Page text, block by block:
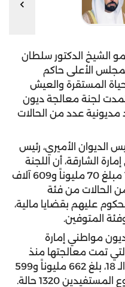
الشيخ الدكتور سلطان
الأعلى حاكم
المستقرة والعيش
لجنة معالجة ديون
مديونية عدد من الحالات
الديوان الأميري، رئيس
الشارقة، أن اللجنة
اعتمدت ضمن الدفعة الـ 18 مبلغ 70 مليوناً و609 آلاف
الحالات من فئة
عليهم بقضايا مالية،
المتوفين.
مواطني إمارة
التي تمت معالجتها منذ
الدفعة الأولى حتى الدفعة الـ 18، بلغ 662 مليوناً و599